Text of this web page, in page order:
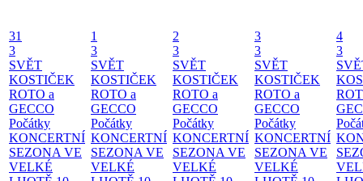
31
3
SVĚT
KOSTIČEK
ROTO a
GECCO
Počátky
KONCERTNÍ
SEZONA VE
VELKÉ
1
3
SVĚT
KOSTIČEK
ROTO a
GECCO
Počátky
KONCERTNÍ
SEZONA VE
VELKÉ
2
3
SVĚT
KOSTIČEK
ROTO a
GECCO
Počátky
KONCERTNÍ
SEZONA VE
VELKÉ
3
3
SVĚT
KOSTIČEK
ROTO a
GECCO
Počátky
KONCERTNÍ
SEZONA VE
VELKÉ
4
3